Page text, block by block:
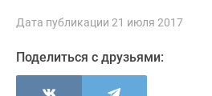
сайте
Машино-
Дата публикации 21 июля 2017
Поделиться с друзьями: